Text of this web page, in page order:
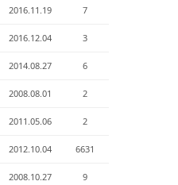
2016.11.19 7
2016.12.04 3
2014.08.27 6
2008.08.01 2
2011.05.06 2
2012.10.04 6631
2008.10.27 9